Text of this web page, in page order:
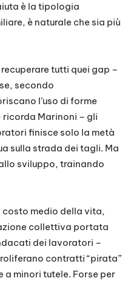
è la tipologia
è naturale che sia più
tutti quei gap –
secondo
l’uso di forme
Marinoni – gli
finisce solo la metà
sulla strada dei tagli. Ma
sviluppo, trainando
costo medio della vita,
collettiva portata
dei lavoratori –
contratti “pirata”
a minori tutele. Forse per